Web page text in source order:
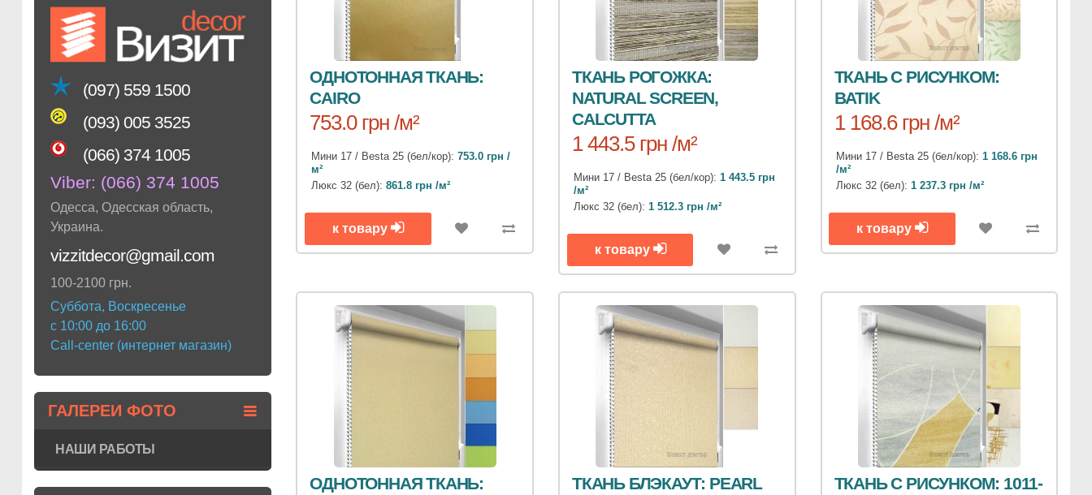
ОДНОТОННАЯ ТКАНЬ:
CAIRO
753.0 грн /м²
Мини 17 / Besta 25 (бел/кор):753.0 грн /
м²
Люкс 32 (бел):861.8 грн /м²
к товару
ТКАНЬ РОГОЖКА:
NATURAL SCREEN,
CALCUTTA
1 443.5 грн /м²
Мини 17 / Besta 25 (бел/кор): 1 443.5 грн
/м²
Люкс 32 (бел): 1 512.3 грн /м²
к товару
ТКАНЬ С РИСУНКОМ:
BATIK
1 168.6 грн /м²
Мини 17 / Besta 25 (бел/кор): 1 168.6 грн
/м²
Люкс 32 (бел): 1 237.3 грн /м²
к товару
ОДНОТОННАЯ ТКАНЬ:
ТКАНЬ БЛЭКАУТ: PEARL
ТКАНЬ С РИСУНКОМ: 1011-
(097) 559 1500
(093) 005 3525
(066) 374 1005
Viber: (066) 374 1005
Одесса, Одесская область,
Украина.
vizzitdecor@gmail.com
100-2100 грн.
Суббота, Воскресенье
с 10:00 до 16:00
Call-center (интернет магазин)
ГАЛЕРЕИ ФОТО
НАШИ РАБОТЫ